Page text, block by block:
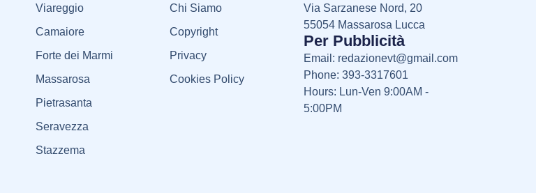
Viareggio
Camaiore
Forte dei Marmi
Massarosa
Pietrasanta
Seravezza
Stazzema
Chi Siamo
Copyright
Privacy
Cookies Policy
Via Sarzanese Nord, 20
55054 Massarosa Lucca
Per Pubblicità
Email: redazionevt@gmail.com
Phone: 393-3317601
Hours: Lun-Ven 9:00AM -
5:00PM